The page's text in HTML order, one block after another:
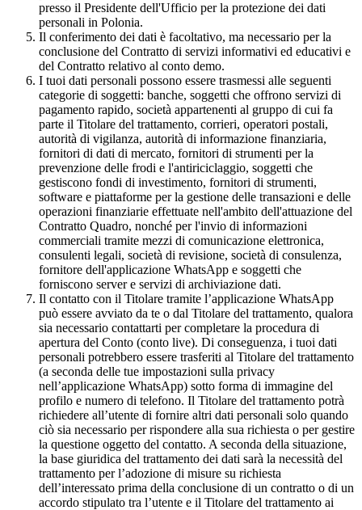
presso il Presidente dell'Ufficio per la protezione dei dati
personali in Polonia.
Il conferimento dei dati è facoltativo, ma necessario per la
conclusione del Contratto di servizi informativi ed educativi e
del Contratto relativo al conto demo.
I tuoi dati personali possono essere trasmessi alle seguenti
categorie di soggetti: banche, soggetti che offrono servizi di
pagamento rapido, società appartenenti al gruppo di cui fa
parte il Titolare del trattamento, corrieri, operatori postali,
autorità di vigilanza, autorità di informazione finanziaria,
fornitori di dati di mercato, fornitori di strumenti per la
prevenzione delle frodi e l'antiriciclaggio, soggetti che
gestiscono fondi di investimento, fornitori di strumenti,
software e piattaforme per la gestione delle transazioni e delle
operazioni finanziarie effettuate nell'ambito dell'attuazione del
Contratto Quadro, nonché per l'invio di informazioni
commerciali tramite mezzi di comunicazione elettronica,
consulenti legali, società di revisione, società di consulenza,
fornitore dell'applicazione WhatsApp e soggetti che
forniscono server e servizi di archiviazione dati.
Il contatto con il Titolare tramite l’applicazione WhatsApp
può essere avviato da te o dal Titolare del trattamento, qualora
sia necessario contattarti per completare la procedura di
apertura del Conto (conto live). Di conseguenza, i tuoi dati
personali potrebbero essere trasferiti al Titolare del trattamento
(a seconda delle tue impostazioni sulla privacy
nell’applicazione WhatsApp) sotto forma di immagine del
profilo e numero di telefono. Il Titolare del trattamento potrà
richiedere all’utente di fornire altri dati personali solo quando
ciò sia necessario per rispondere alla sua richiesta o per gestire
la questione oggetto del contatto. A seconda della situazione,
la base giuridica del trattamento dei dati sarà la necessità del
trattamento per l’adozione di misure su richiesta
dell’interessato prima della conclusione di un contratto o di un
accordo stipulato tra l’utente e il Titolare del trattamento ai